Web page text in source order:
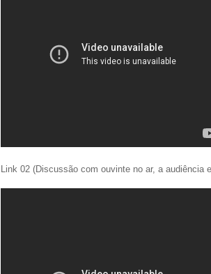
Link 02 (Discussão com ouvinte no ar, a audiência